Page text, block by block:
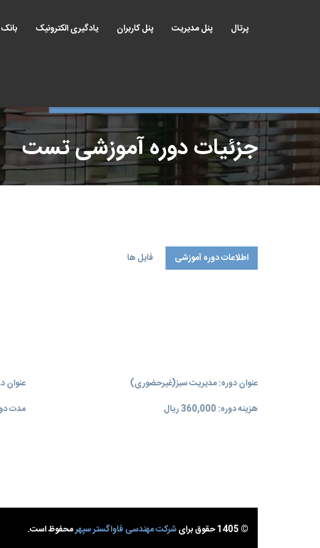
پرتال پنل مدیریت پنل کاربران یادگیری الکترونیک
جزئیات دوره آموزشی تست
اطلاعات دوره آموزشی فایل ها
عنوان دوره: مدیریت سبز(غیرحضوری) عنوان
هزینه دوره: 360,000 ریال
مدت دوره:
© 1405 حقوق برای شرکت مهندسی فاواگستر سپهرمحفوظ است.